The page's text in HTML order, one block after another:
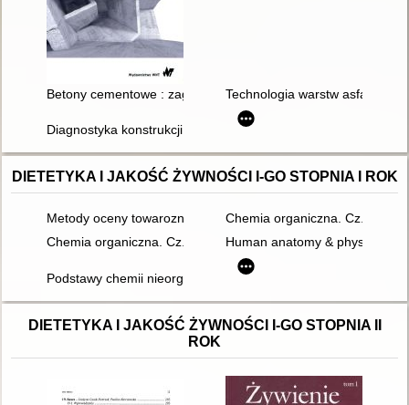
Betony cementowe : zagadnienia wybrane
Technologia warstw
Diagnostyka konstrukcji żelbetowych. T. 2,
DIETETYKA I JAKOŚĆ ŻYWNOŚCI I-GO STOPNIA I ROK
Metody oceny towaroznawczej surowców i produktów
Chemia organiczna. Cz.3
Chemia organiczna. Cz.4 (rozdz.19-26)Human anatomy & physiology
Podstawy chemii nieorganicznej. 1
DIETETYKA I JAKOŚĆ ŻYWNOŚCI I-GO STOPNIA II
ROK